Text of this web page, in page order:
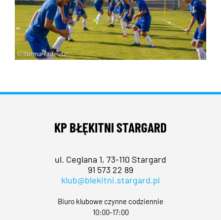
KP BŁĘKITNI STARGARD
ul. Ceglana 1, 73-110 Stargard
91 573 22 89
klub@blekitni.stargard.pl
Biuro klubowe czynne codziennie
10:00-17:00